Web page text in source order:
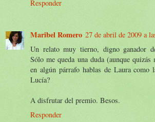
Responder
Maribel Romero 27 de abril de 2009 a
Un relato muy tierno, digno ganador
Sólo me queda una duda (aunque
en algún párrafo hablas de Laura como
Lucía?
A disfrutar del premio. Besos.
Responder